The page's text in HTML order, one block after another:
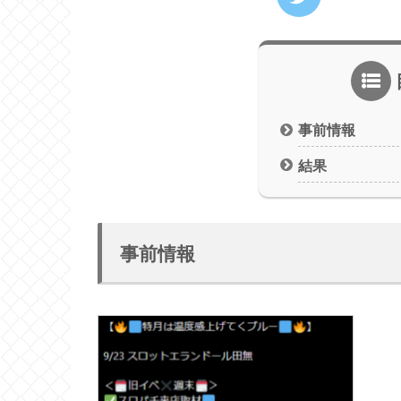
事前情報
結果
事前情報